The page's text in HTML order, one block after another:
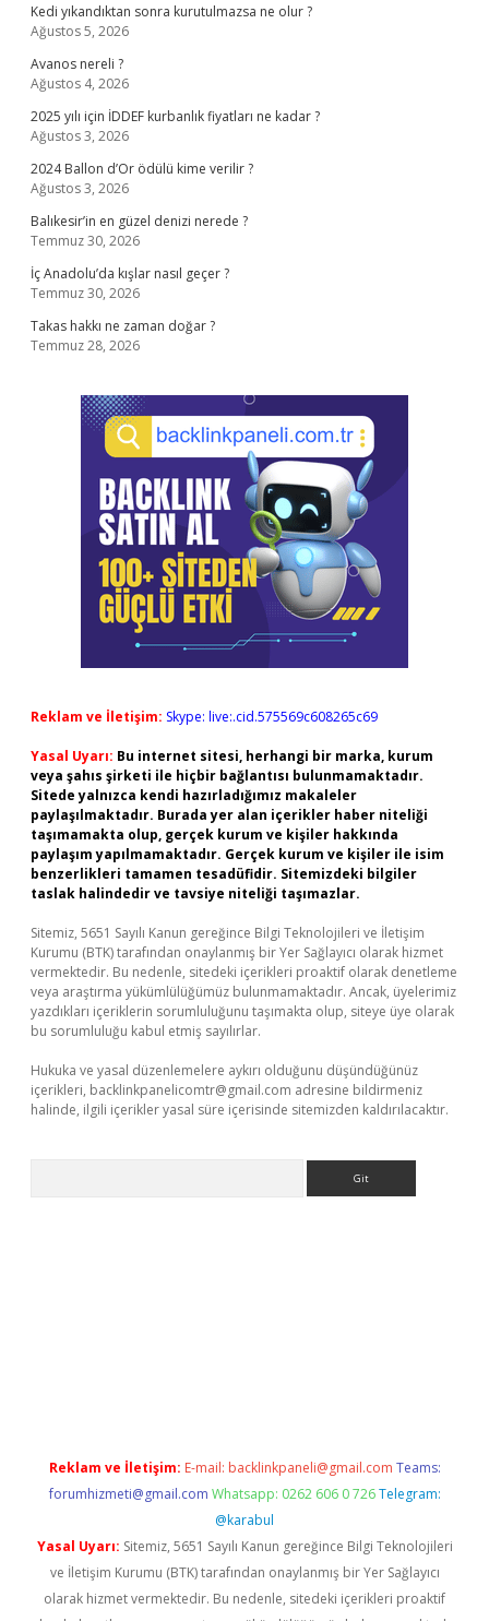
Kedi yıkandıktan sonra kurutulmazsa ne olur ?
Ağustos 5, 2026
Avanos nereli ?
Ağustos 4, 2026
2025 yılı için İDDEF kurbanlık fiyatları ne kadar ?
Ağustos 3, 2026
2024 Ballon d’Or ödülü kime verilir ?
Ağustos 3, 2026
Balıkesir’in en güzel denizi nerede ?
Temmuz 30, 2026
İç Anadolu’da kışlar nasıl geçer ?
Temmuz 30, 2026
Takas hakkı ne zaman doğar ?
Temmuz 28, 2026
Reklam ve İletişim: Skype: live:.cid.575569c608265c69
Yasal Uyarı: Bu internet sitesi, herhangi bir marka, kurum
veya şahıs şirketi ile hiçbir bağlantısı bulunmamaktadır.
Sitede yalnızca kendi hazırladığımız makaleler
paylaşılmaktadır. Burada yer alan içerikler haber niteliği
taşımamakta olup, gerçek kurum ve kişiler hakkında
paylaşım yapılmamaktadır. Gerçek kurum ve kişiler ile isim
benzerlikleri tamamen tesadüfidir. Sitemizdeki bilgiler
taslak halindedir ve tavsiye niteliği taşımazlar.
Sitemiz, 5651 Sayılı Kanun gereğince Bilgi Teknolojileri ve İletişim
Kurumu (BTK) tarafından onaylanmış bir Yer Sağlayıcı olarak hizmet
vermektedir. Bu nedenle, sitedeki içerikleri proaktif olarak denetleme
veya araştırma yükümlülüğümüz bulunmamaktadır. Ancak, üyelerimiz
yazdıkları içeriklerin sorumluluğunu taşımakta olup, siteye üye olarak
bu sorumluluğu kabul etmiş sayılırlar.
Hukuka ve yasal düzenlemelere aykırı olduğunu düşündüğünüz
içerikleri, backlinkpanelicomtr@gmail.com adresine bildirmeniz
halinde, ilgili içerikler yasal süre içerisinde sitemizden kaldırılacaktır.
Reklam ve İletişim: E-mail: backlinkpaneli@gmail.com Teams:
forumhizmeti@gmail.com Whatsapp: 0262 606 0 726 Telegram:
@karabul
Yasal Uyarı: Sitemiz, 5651 Sayılı Kanun gereğince Bilgi Teknolojileri
ve İletişim Kurumu (BTK) tarafından onaylanmış bir Yer Sağlayıcı
olarak hizmet vermektedir. Bu nedenle, sitedeki içerikleri proaktif